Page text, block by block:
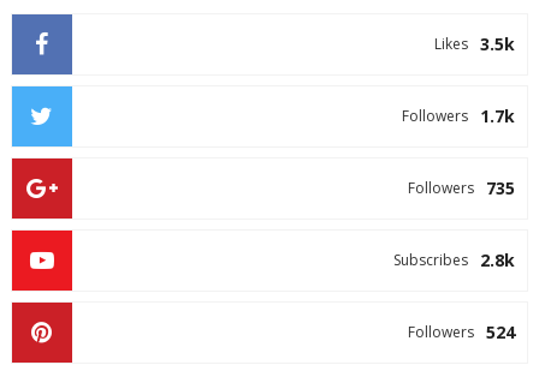
3.5k
Likes
1.7k
Followers
735
Followers
2.8k
Subscribes
524
Followers